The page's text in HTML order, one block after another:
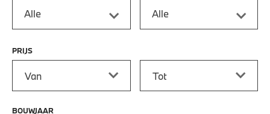
Alle Alle
PRIJS
BOUWJAAR